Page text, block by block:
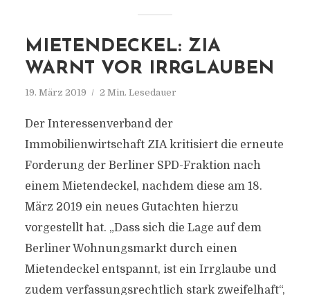
MIETENDECKEL: ZIA
WARNT VOR IRRGLAUBEN
19. März 2019 2 Min. Lesedauer
Der Interessenverband der
Immobilienwirtschaft ZIA kritisiert die erneute
Forderung der Berliner SPD-Fraktion nach
einem Mietendeckel, nachdem diese am 18.
März 2019 ein neues Gutachten hierzu
vorgestellt hat. „Dass sich die Lage auf dem
Berliner Wohnungsmarkt durch einen
Mietendeckel entspannt, ist ein Irrglaube und
zudem verfassungsrechtlich stark zweifelhaft“,